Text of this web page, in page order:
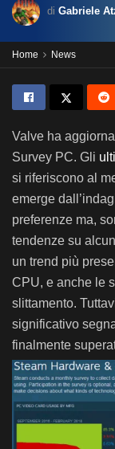
di Gabriele
Home News
Valve ha
Survey PC. Gli
si riferiscono al
emerge
preferenze ma,
tendenze su
un trend più
CPU, e anche le
slittamento.
significativo
finalmente